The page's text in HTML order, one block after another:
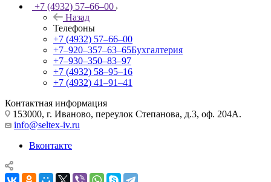
+7 (4932) 57‒66‒00
Назад
Телефоны
+7 (4932) 57‒66‒00
+7‒920‒357‒63‒65Бухгалтерия
+7‒930‒350‒83‒97
+7 (4932) 58‒95‒16
+7 (4932) 41‒91‒41
Контактная информация
153000, г. Иваново, переулок Степанова, д.3, оф. 204А.
info@seltex-iv.ru
Вконтакте